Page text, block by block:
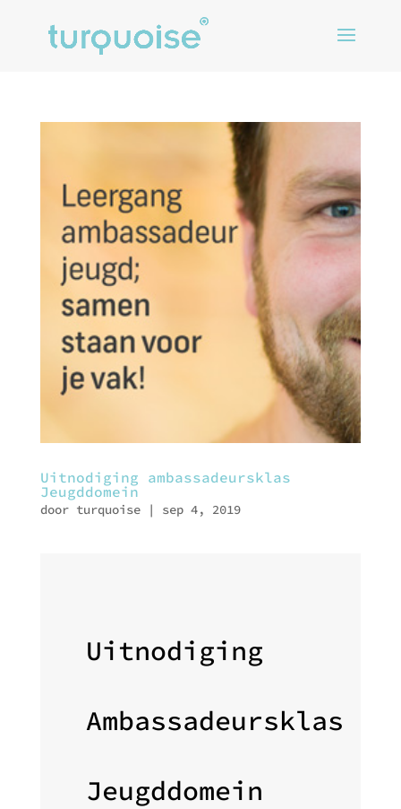
Uitnodiging ambassadeursklas
Jeugddomein
door turquoise| sep 4, 2019
Uitnodiging
Ambassadeursklas
Jeugddomein